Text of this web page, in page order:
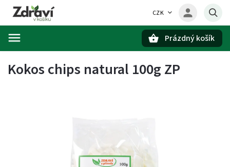
CZK
Prázdný košík
Kokos chips natural 100g ZP